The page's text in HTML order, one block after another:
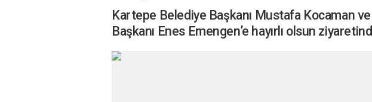
Kartepe Belediye Başkanı Mustafa Kocaman
Başkanı Enes Emengen’e hayırlı olsun